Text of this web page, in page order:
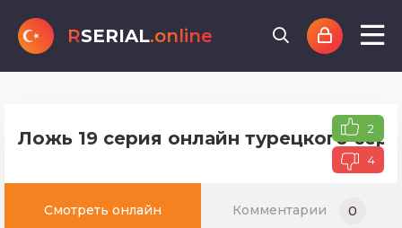
RSERIAL.online
Ложь 19 серия онлайн турецкого 2
4
Смотреть онлайн Комментарии 0